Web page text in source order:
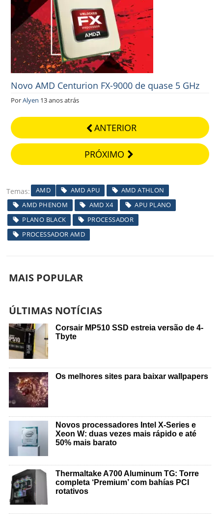
Novo AMD Centurion FX-9000 de quase 5 GHz
PorAlyen 13 anos atrás
ANTERIOR
PRÓXIMO
Temas AMD AMD APU
AMD ATHLON
AMD PHENOM
AMD X4
APU PLANO
PLANO BLACK
PROCESSADOR
PROCESSADOR AMD
MAIS POPULAR
ÚLTIMAS NOTÍCIAS
Corsair MP510 SSD estreia versão de 4-
Tbyte
Os melhores sites para baixar wallpapers
Novos processadores Intel X-Series e
Xeon W: duas vezes mais rápido e até
50% mais barato
Thermaltake A700 Aluminum TG: Torre
completa ‘Premium’ com bahías PCI
rotativos